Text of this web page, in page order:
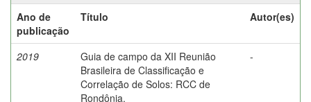
Ano de
publicação
Título Autor(es)
2019
Guia de campo da XII Reunião
Brasileira de Classificação e
Correlação de Solos: RCC de
Rondônia.
-